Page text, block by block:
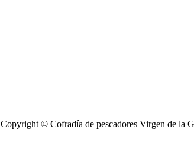
Copyright © Cofradía de pescadores Virgen de la